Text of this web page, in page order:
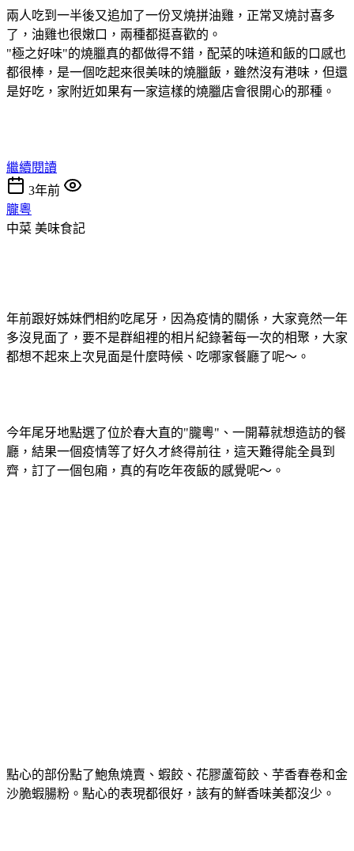
兩人吃到一半後又追加了一份叉燒拼油雞，正常叉燒討喜多
了，油雞也很嫩口，兩種都挺喜歡的。
"極之好味"的燒臘真的都做得不錯，配菜的味道和飯的口感也
都很棒，是一個吃起來很美味的燒臘飯，雖然沒有港味，但還
是好吃，家附近如果有一家這樣的燒臘店會很開心的那種。
繼續閱讀
3年前
朧粵
中菜 美味食記
年前跟好姊妹們相約吃尾牙，因為疫情的關係，大家竟然一年
多沒見面了，要不是群組裡的相片紀錄著每一次的相聚，大家
都想不起來上次見面是什麼時候、吃哪家餐廳了呢～。
今年尾牙地點選了位於春大直的"朧粵"、一開幕就想造訪的餐
廳，結果一個疫情等了好久才終得前往，這天難得能全員到
齊，訂了一個包廂，真的有吃年夜飯的感覺呢～。
點心的部份點了鮑魚燒賣、蝦餃、花膠蘆筍餃、芋香春卷和金
沙脆蝦腸粉。點心的表現都很好，該有的鮮香味美都沒少。